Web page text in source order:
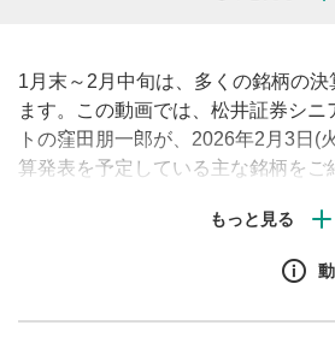
1月末～2月中旬は、多くの銘柄の
ます。この動画では、松井証券シニ
トの窪田朋一郎が、2026年2月3日(
算発表を予定している主な銘柄をご
ますのでぜひご参考ください！